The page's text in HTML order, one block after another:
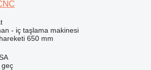
- iç taşlama makinesi
650 mm
geç